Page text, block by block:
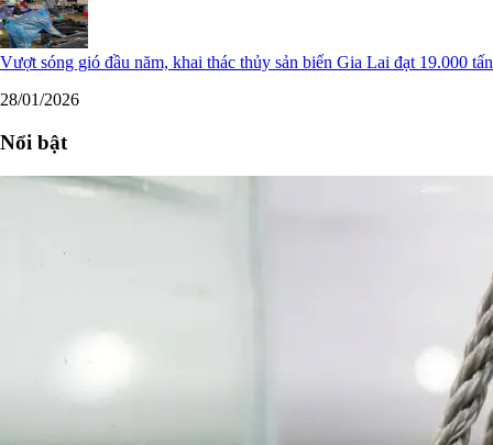
Vượt sóng gió đầu năm, khai thác thủy sản biển Gia Lai đạt 19.000 tấn
28/01/2026
Nổi bật